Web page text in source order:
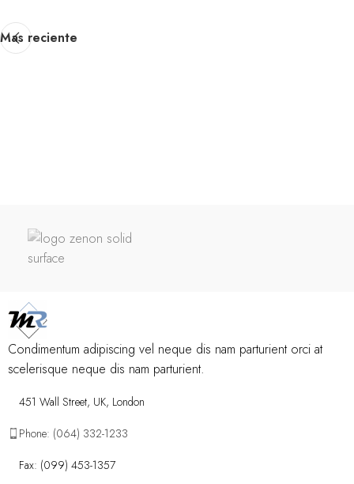
Mas reciente
Condimentum adipiscing vel neque dis nam parturient orci at
scelerisque neque dis nam parturient.
451 Wall Street, UK, London
Phone: (064) 332-1233
Fax: (099) 453-1357